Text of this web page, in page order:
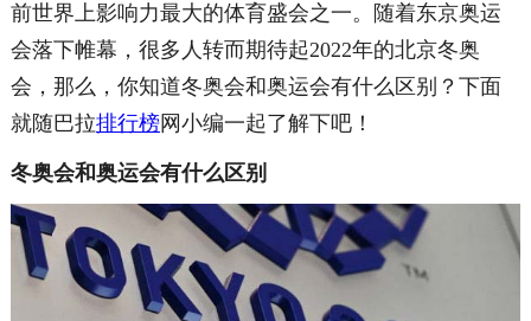
前世界上影响力最大的体育盛会之一。随着东京奥运
会落下帷幕，很多人转而期待起2022年的北京冬奥
会，那么，你知道冬奥会和奥运会有什么区别？下面
就随巴拉排行榜网小编一起了解下吧！
冬奥会和奥运会有什么区别